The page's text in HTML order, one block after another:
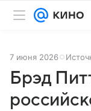
7 июня 2026
Брэд